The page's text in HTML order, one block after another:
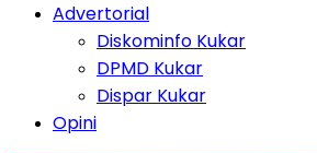
Advertorial
Diskominfo Kukar
DPMD Kukar
Dispar Kukar
Opini